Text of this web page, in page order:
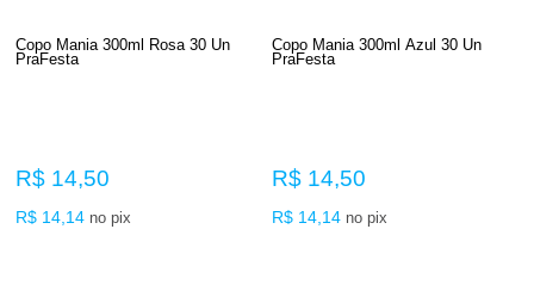
Copo Mania 300ml Rosa 30 Un
PraFesta
R$ 14,50
R$ 14,14 no pix
Copo Mania 300ml Azul 30 Un
PraFesta
R$ 14,50
R$ 14,14 no pix